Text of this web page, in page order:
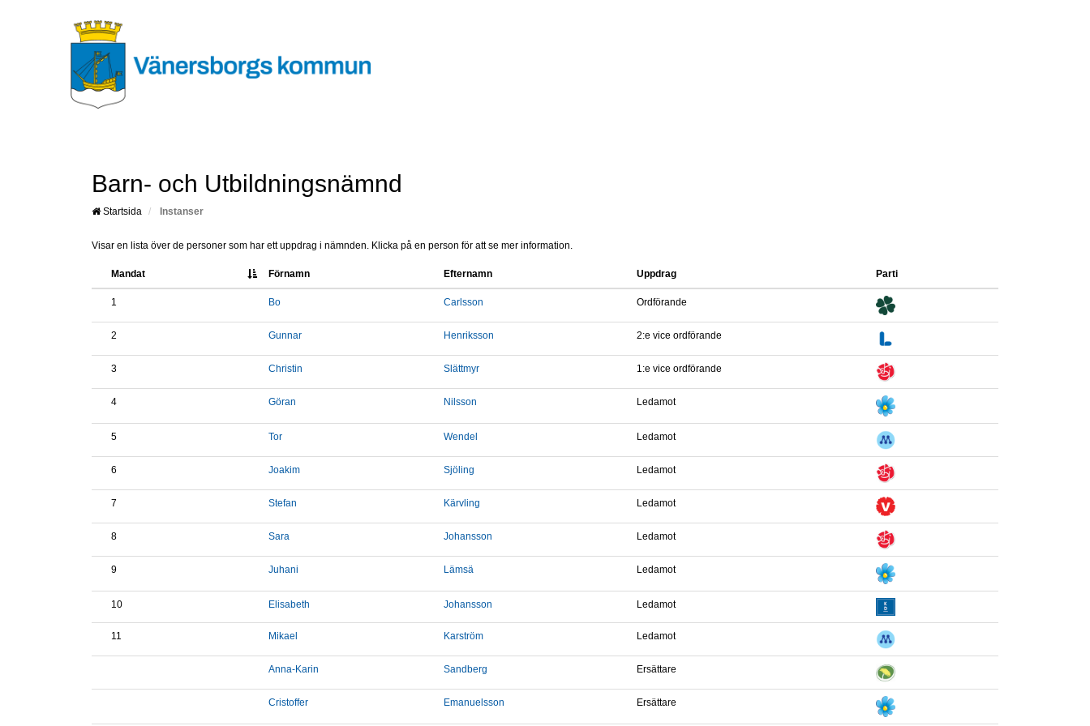
Barn- och Utbildningsnämnd
Startsida Instanser
Visar en lista över de personer som har ett uppdrag i nämnden. Klicka på en person för att se mer information.
Mandat Förnamn Efternamn Uppdrag Parti
1 Bo Carlsson Ordförande
2 Gunnar Henriksson 2:e vice ordförande
3 Christin Slättmyr 1:e vice ordförande
4 Göran Nilsson Ledamot
5 Tor Wendel Ledamot
6 Joakim Sjöling Ledamot
7 Stefan Kärvling Ledamot
8 Sara Johansson Ledamot
9 Juhani Lämsä Ledamot
10 Elisabeth Johansson Ledamot
11 Mikael Karström Ledamot
Anna-Karin Sandberg Ersättare
Cristoffer Emanuelsson Ersättare